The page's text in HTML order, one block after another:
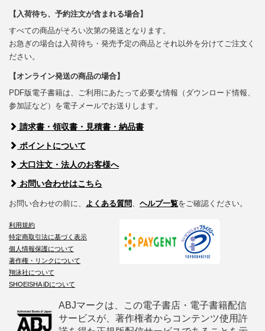
【入荷待ち、予約注文が含まれる場合】
すべての商品がそろい次第の発送となります。
お急ぎの場合は入荷待ち・発売予定の商品とそれ以外を分けてご注文く
ださい。
【オンライン発送の商品の場合】
PDF版電子書籍は、ご利用にあたって必要な情報（ダウンロード情報、
参加証など）を電子メールでお送りします。
請求書・領収書・見積書・納品書
ポイントについて
大口注文・法人のお客様へ
お問い合わせはこちら
お問い合わせの前に、 よくある質問 ヘルプ一覧をご確認ください。
利用規約
特定商取引法に基づく表示
個人情報保護について
著作権・リンクについて
翔泳社について
SHOEISHA iDについて
ABJマークは、この電子書店・電子書籍配信
サービスが、著作権者からコンテンツ使用許